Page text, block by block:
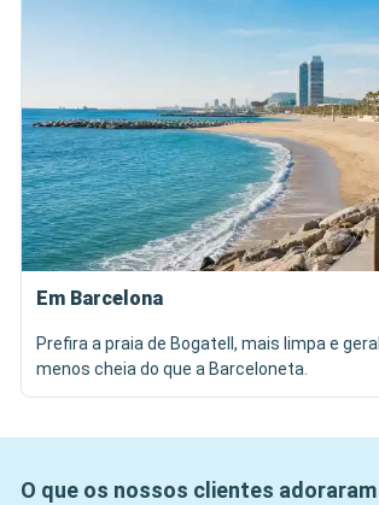
Em Barcelona
Prefira a praia de Bogatell, mais limpa e
menos cheia do que a Barceloneta.
O que os nossos clientes adoraram